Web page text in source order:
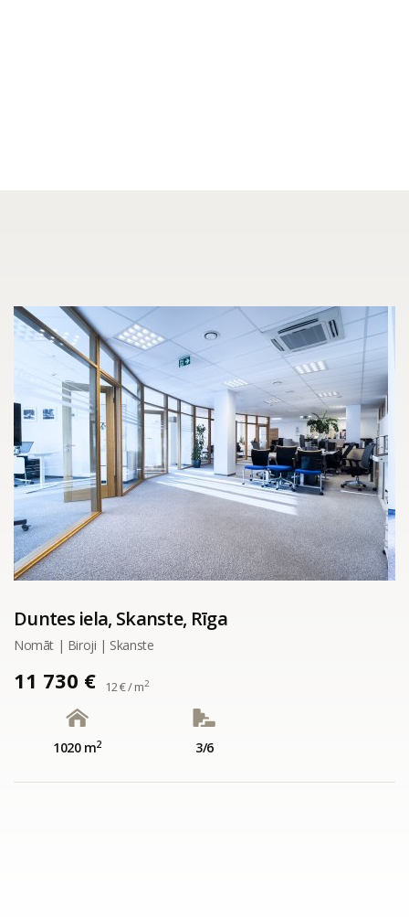
Duntes iela, Skanste, Rīga
Nomāt | Biroji | Skanste
11 730 € 12 € / m2
1020 m2 3/6